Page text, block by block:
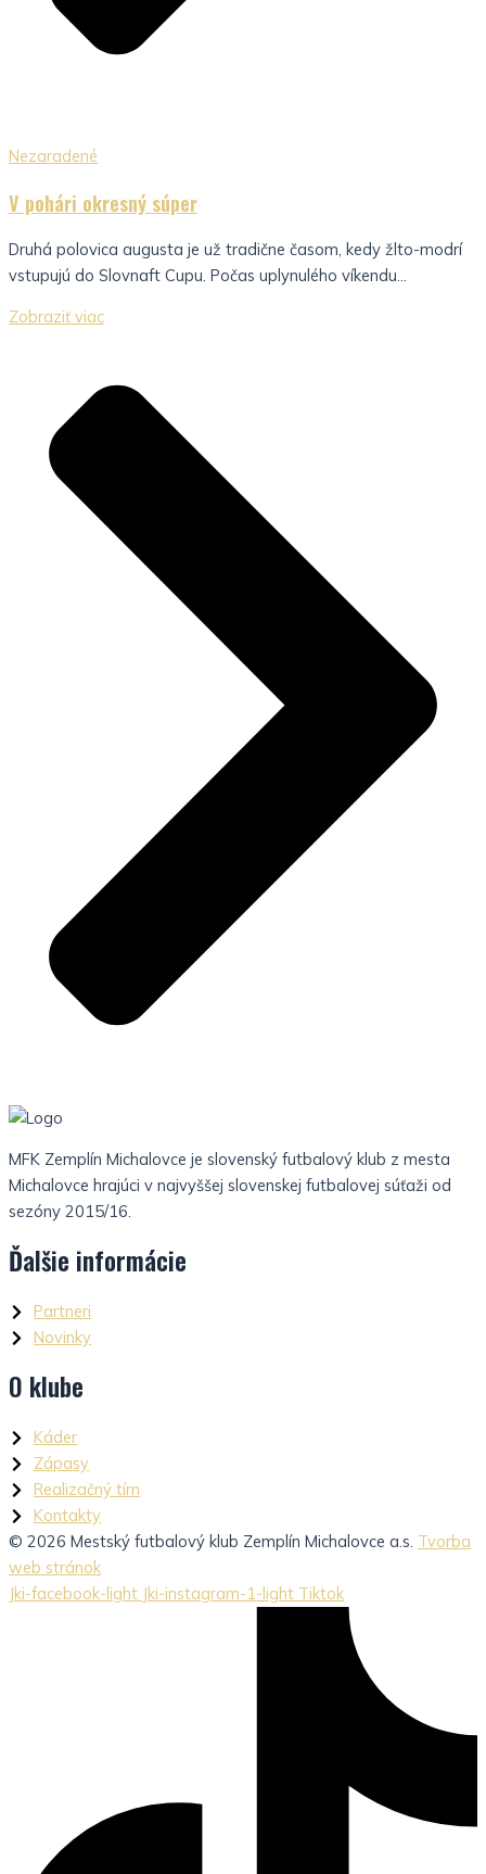
Nezaradené
V pohári okresný súper
Druhá polovica augusta je už tradične časom, kedy žlto-modrí
vstupujú do Slovnaft Cupu. Počas uplynulého víkendu...
Zobraziť viac
MFK Zemplín Michalovce je slovenský futbalový klub z mesta
Michalovce hrajúci v najvyššej slovenskej futbalovej súťaži od
sezóny 2015/16.
Ďalšie informácie
Partneri
Novinky
O klube
Káder
Zápasy
Realizačný tím
Kontakty
© 2026 Mestský futbalový klub Zemplín Michalovce a.s. Tvorba
web stránok
Jki-facebook-light Jki-instagram-1-light Tiktok